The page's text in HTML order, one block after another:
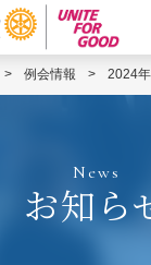
> 例会情報 > 2024
News
お知ら